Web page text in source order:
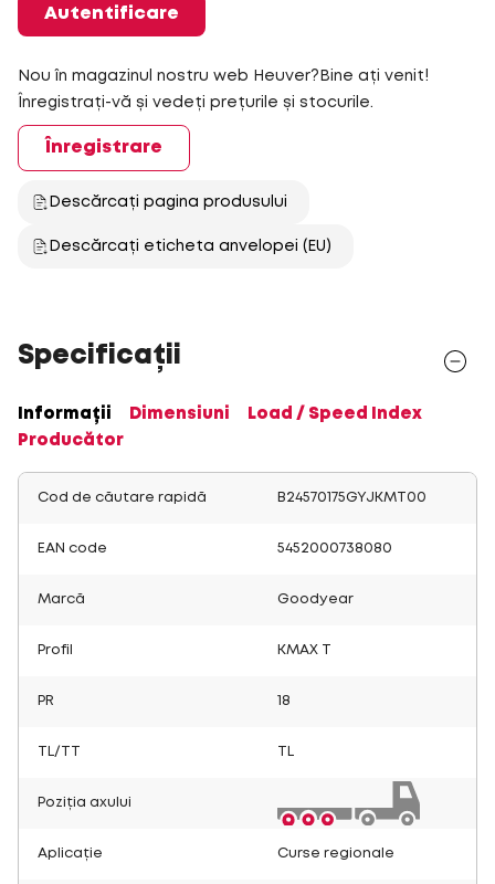
Autentificare
Nou în magazinul nostru web Heuver?Bine ați venit!
Înregistrați-vă și vedeți prețurile și stocurile.
Înregistrare
Descărcați pagina produsului
Descărcați eticheta anvelopei (EU)
Specificații
Informații Dimensiuni
Load / Speed Index
Producător
Cod de căutare rapidă B24570175GYJKMT00
EAN code 5452000738080
Marcă Goodyear
Profil KMAX T
PR 18
TL/TT
Poziția axului
Aplicație Curse regionale